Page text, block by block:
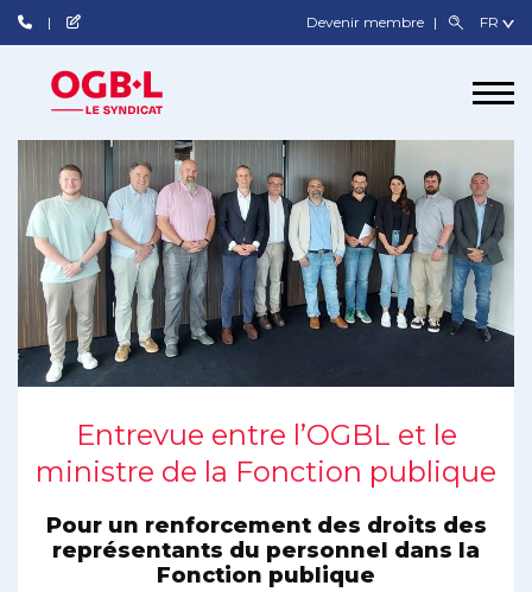
Devenir membre
Entrevue entre l’OGBL et le
ministre de la Fonction publique
Pour un renforcement des droits des
représentants du personnel dans la
Fonction publique